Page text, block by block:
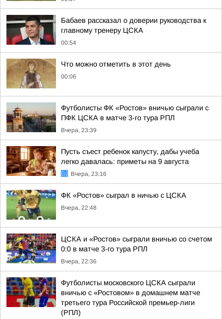
Бабаев рассказал о доверии руководства к
главному тренеру ЦСКА
00:54
Что можно отметить в этот день
00:06
Футболисты ФК «Ростов» вничью сыграли с
ПФК ЦСКА в матче 3-го тура РПЛ
Вчера, 23:39
Пусть съест ребенок капусту, дабы учеба
легко давалась: приметы на 9 августа
Вчера, 23:16
ФК «Ростов» сыграл в ничью с ЦСКА
Вчера, 22:48
ЦСКА и «Ростов» сыграли вничью со счетом
0:0 в матче 3-го тура РПЛ
Вчера, 22:36
Футболисты московского ЦСКА сыграли
вничью с «Ростовом» в домашнем матче
третьего тура Российской премьер-лиги
(РПЛ)